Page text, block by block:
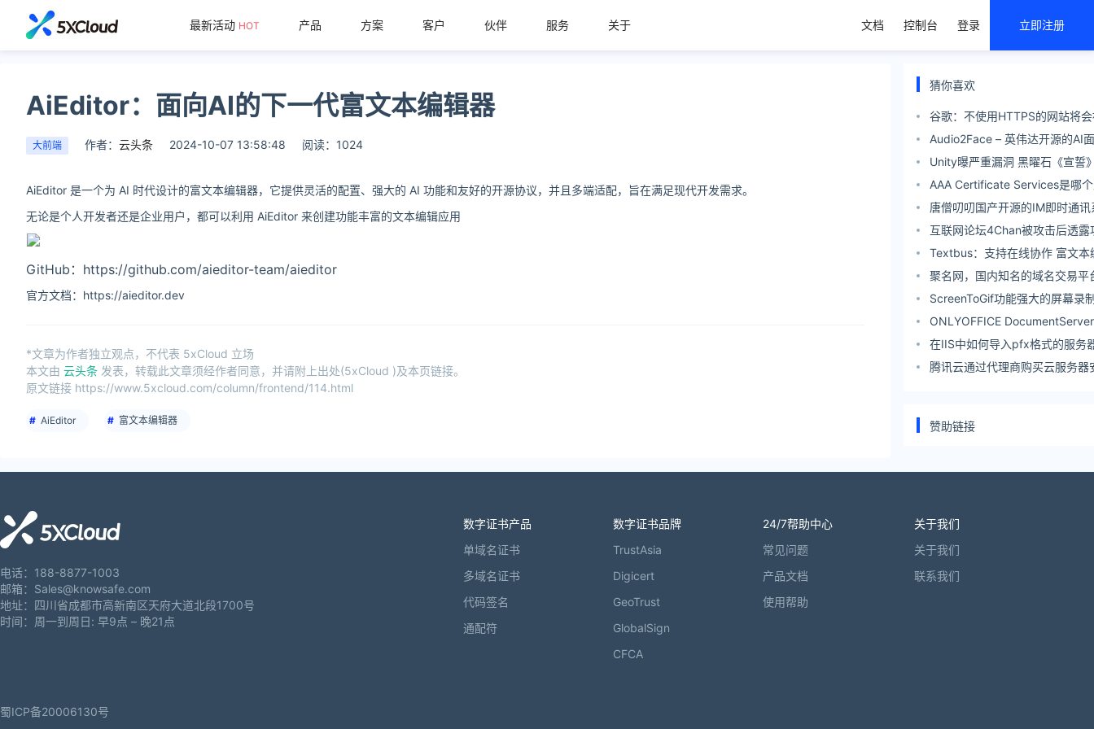
最新活动 HOT 产品 方案 客户 伙伴 服务 关于 文档 控制台 登录 立即注册
AiEditor：面向AI的下一代富文本编辑器
大前端 作者： 云头条 2024-10-07 13:58:48 阅读：1024
AiEditor 是一个为 AI 时代设计的富文本编辑器，它提供灵活的配置、强大的 AI 功能和友好的开源协议，并且多端适配，旨在满足现代开发需求。
无论是个人开发者还是企业用户，都可以利用 AiEditor 来创建功能丰富的文本编辑应用
GitHub：https://github.com/aieditor-team/aieditor
官方文档：https://aieditor.dev
*文章为作者独立观点，不代表 5xCloud 立场
本文由 云头条 发表，转载此文章须经作者同意，并请附上出处(5xCloud )及本页链接。
原文链接 https://www.5xcloud.com/column/frontend/114.html
AiEditor 富文本编辑器
猜你喜欢
谷歌：不使用HTTPS的网站将
览器默认拦截！
Audio2Face – 英伟达开源的AI
模型
Unity曝严重漏洞 黑曜石《宣誓
紧急下架
AAA Certificate Services是哪
唐僧叨叨国产开源的IM即时通讯
互联网论坛4Chan被攻击后透露
时声称缺乏资金进行必要维护
Textbus：支持在线协作 富文本
聚名网，国内知名的域名交易平
ScreenToGif功能强大的屏幕录
工具
ONLYOFFICE
office，可以卸掉wps和Office
在IIS中如何导入pfx格式的服务
腾讯云通过代理商购买云服务器
赞助链接
电话：188-8877-1003
邮箱：Sales@knowsafe.com
地址：四川省成都市高新南区天府大道北段1700号
时间：周一到周日: 早9点 – 晚21点
数字证书产品
单域名证书
多域名证书
代码签名
通配符
数字证书品牌
TrustAsia
Digicert
GeoTrust
GlobalSign
CFCA
24/7帮助中心
常见问题
产品文档
使用帮助
关于我们
关于我们
联系我们
蜀ICP备20006130号